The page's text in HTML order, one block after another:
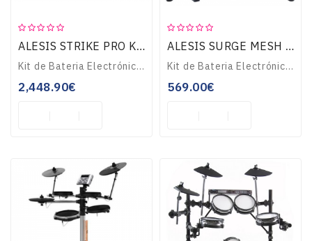
ALESIS STRIKE PRO KIT
Kit de Bateria Electrónica de 8-Peças com rede no pad bombo, tarola e timbalões. Módulo Strike com 1600 sons, 110 kits, display led a cores de 4,3”, importação ..
2,448.90€
ALESIS SURGE MESH KIT
Kit de Bateria Electrónica de 8-Peças, 5 pads com Mesh Heads. Configuração: 1 pad tarola 10” com duplo trigger, 3 pads 8” com duplo trigger, 1 pad bombo com ped..
569.00€